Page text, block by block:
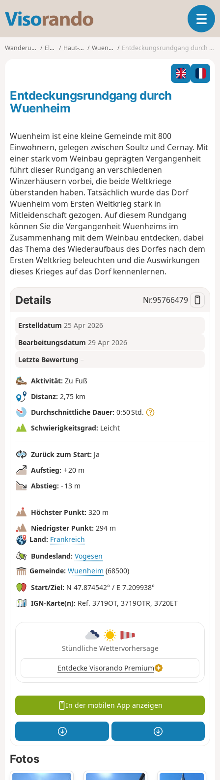
s
o
o
T
o
g
l
n
t
Wanderungen Elsass Haut-Rhin Wuenheim Entdeckungsrundgang durch Wuenheim
Entdeckungsrundgang durch
Wuenheim
Wuenheim ist eine kleine Gemeinde mit 800
Einwohnern, gelegen zwischen Soultz und Cernay. Mit
einer stark vom Weinbau geprägten Vergangenheit
führt dieser Rundgang an verschiedenen
Winzerhäusern vorbei, die beide Weltkriege
überstanden haben. Tatsächlich wurde das Dorf
Wuenheim vom Ersten Weltkrieg stark in
Mitleidenschaft gezogen. Auf diesem Rundgang
können Sie die Vergangenheit Wuenheims im
Zusammenhang mit dem Weinbau entdecken, dabei
das Thema des Wiederaufbaus des Dorfes nach dem
Ersten Weltkrieg beleuchten und die Auswirkungen
dieses Krieges auf das Dorf kennenlernen.
Details Nr.95766479
Erstelldatum 25 Apr 2026
Bearbeitungsdatum 29 Apr 2026
Letzte Bewertung –
Aktivität: Zu Fuß
Distanz: 2,75 km
Durchschnittliche Dauer: 0:50 Std.
Schwierigkeitsgrad: Leicht
Zurück zum Start: Ja
Aufstieg: + 20 m
Abstieg: - 13 m
Höchster Punkt: 320 m
Niedrigster Punkt: 294 m
Land: Frankreich
Bundesland: Vogesen
Gemeinde: Wuenheim (68500)
Start/Ziel: N 47.874542° / E 7.209938°
IGN-Karte(n): Ref. 3719OT, 3719OTR, 3720ET
Stündliche Wettervorhersage
Entdecke Visorando Premium
In der mobilen App anzeigen
Fotos